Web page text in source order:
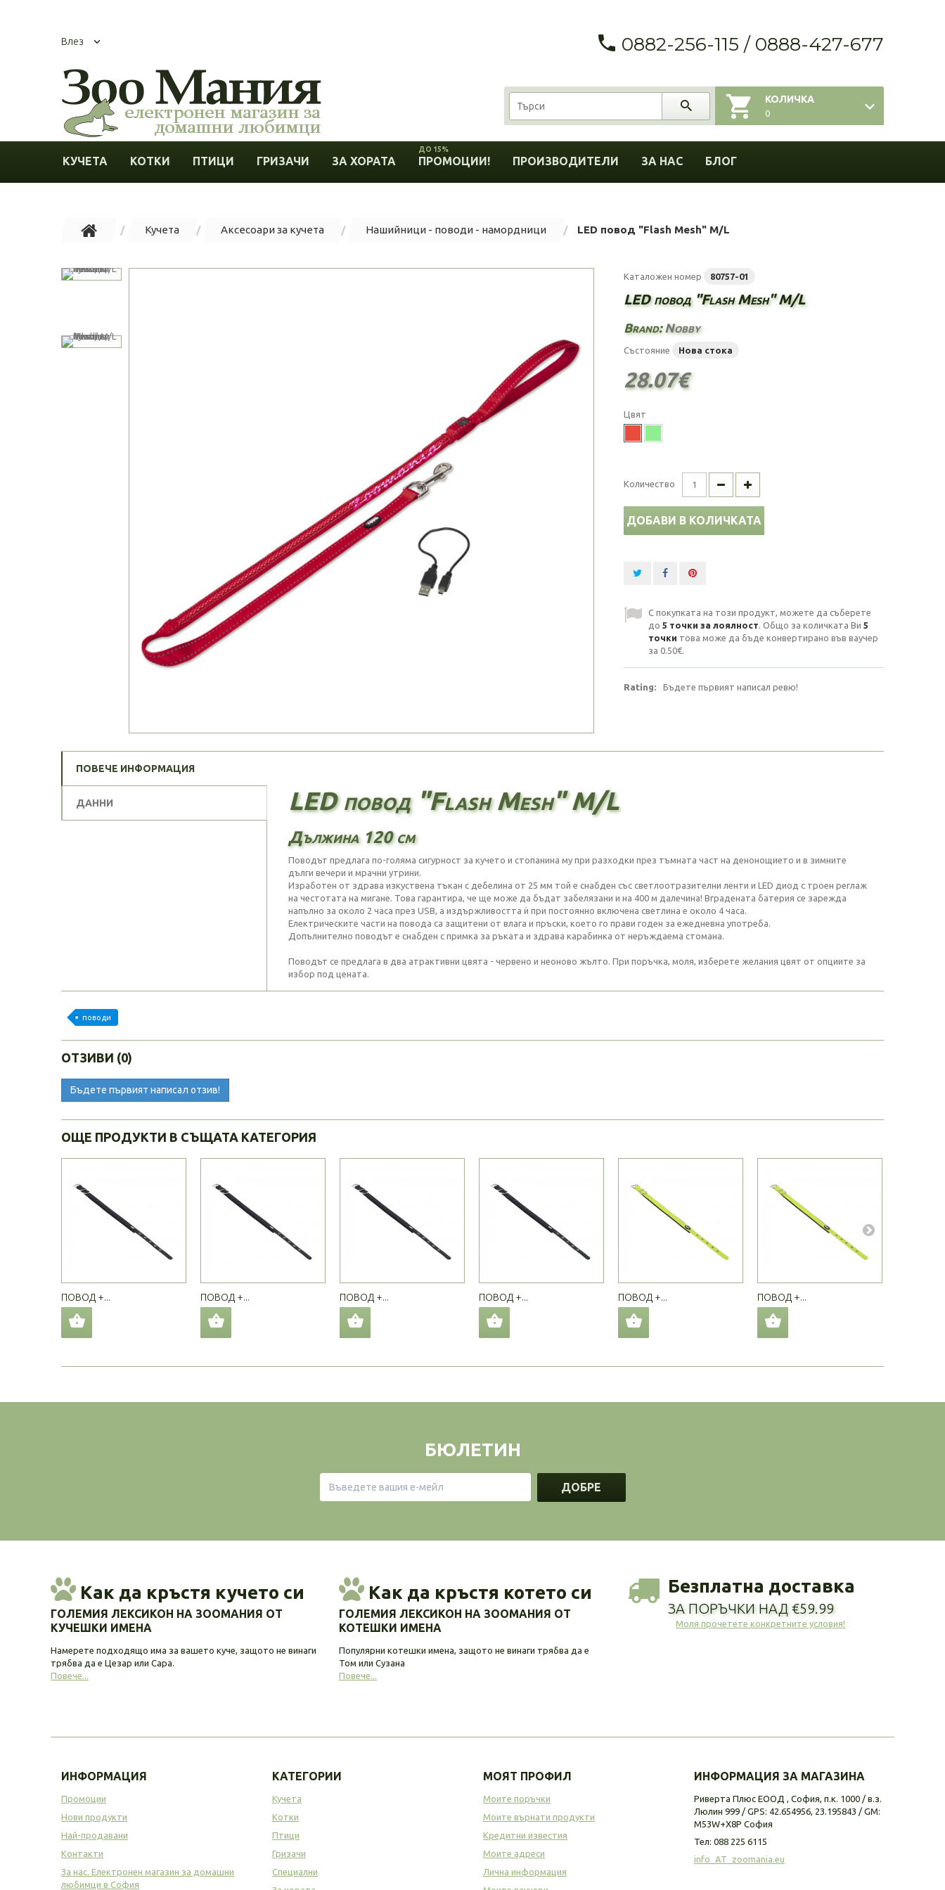
Влез 0882-256-115 / 0888-427-677
КОЛИЧКА
0
КУЧЕТА КОТКИ ПТИЦИ ГРИЗАЧИ ЗА ХОРАТА ПРОМОЦИИ!
ДО 15%
ПРОИЗВОДИТЕЛИ ЗА НАС БЛОГ
Кучета Аксесоари за кучета Нашийници - поводи - намордници LED повод "Flash Mesh" M/L
Каталожен номер 80757-01
LED повод "Flash Mesh" M/L
Brand:Nobby
Състояние Нова стока
28.07€
Цвят
Количество
ДОБАВИ В КОЛИЧКАТА
С покупката на този продукт, можете да съберете
до 5 точки за лоялност. Общо за количката Ви 5
точки това може да бъде конвертирано във ваучер
за 0.50€.
Rating: Бъдете първият написал ревю!
ПОВЕЧЕ ИНФОРМАЦИЯ
ДАННИ LED повод "Flash Mesh" M/L
Дължина 120 см
Поводът предлага по-голяма сигурност за кучето и стопанина му при разходки през тъмната част на денонощието и в зимните
дълги вечери и мрачни утрини.
Изработен от здрава изкуствена тъкан с дебелина от 25 мм той е снабден със светлоотразителни ленти и LED диод с троен реглаж
на честотата на мигане. Това гарантира, че ще може да бъдат забелязани и на 400 м далечина! Вградената батерия се зарежда
напълно за около 2 часа през USB, а издържливостта ѝ при постоянно включена светлина е около 4 часа.
Електрическите части на повода са защитени от влага и пръски, което го прави годен за ежедневна употреба.
Допълнително поводът е снабден с примка за ръката и здрава карабинка от неръждаема стомана.
Поводът се предлага в два атрактивни цвята - червено и неоново жълто. При поръчка, моля, изберете желания цвят от опциите за
избор под цената.
поводи
ОТЗИВИ (0)
Бъдете първият написал отзив!
ОЩЕ ПРОДУКТИ В СЪЩАТА КАТЕГОРИЯ
ПОВОД +... ПОВОД +... ПОВОД +... ПОВОД +... ПОВОД +... ПОВОД +...
БЮЛЕТИН
ДОБРЕ
Как да кръстя кучето си
ГОЛЕМИЯ ЛЕКСИКОН НА ЗООМАНИЯ ОТ
КУЧЕШКИ ИМЕНА
Намерете подходящо има за вашето куче, защото не винаги
трябва да е Цезар или Сара.
Повече...
Как да кръстя котето си
ГОЛЕМИЯ ЛЕКСИКОН НА ЗООМАНИЯ ОТ
КОТЕШКИ ИМЕНА
Популярни котешки имена, защото не винаги трябва да е
Том или Сузана
Повече...
Безплатна доставка
ЗА ПОРЪЧКИ НАД €59.99
Моля прочетете конкретните условия!
ИНФОРМАЦИЯ
Промоции
Нови продукти
Най-продавани
Контакти
За нас. Електронен магазин за домашни
любимци в София
КАТЕГОРИИ
Кучета
Котки
Птици
Гризачи
Специални
МОЯТ ПРОФИЛ
Моите поръчки
Моите върнати продукти
Кредитни известия
Моите адреси
Лична информация
ИНФОРМАЦИЯ ЗА МАГАЗИНА
Риверта Плюс ЕООД , София, п.к. 1000 / в.з.
Люлин 999 / GPS: 42.654956, 23.195843 / GM:
M53W+X8P София
Тел: 088 225 6115
info_AT_zoomania.eu